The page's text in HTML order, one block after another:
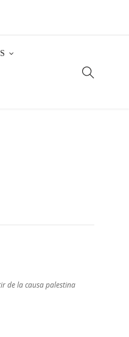
de la causa palestina